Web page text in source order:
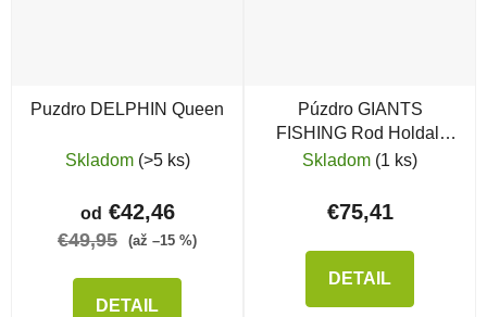
Puzdro DELPHIN Queen
Skladom (>5 ks)
od €42,46
€49,95 (až –15 %)
DETAIL
Púzdro GIANTS
FISHING Rod Holdall
Luxury 3 Rod
Skladom (1 ks)
€75,41
DETAIL